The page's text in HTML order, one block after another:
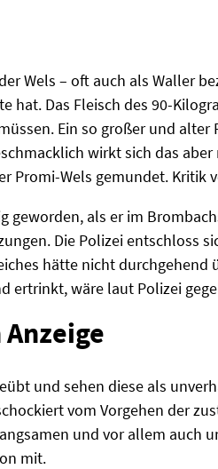
Wels – oft auch als Waller
hat. Das Fleisch des 90-
Ein so großer und
wirkt sich das aber
Promi-Wels gemundet. Kritik
geworden, als er im
Die Polizei entschloss
hätte nicht durchgehend
ertrinkt, wäre laut Polizei
und sehen diese als
vom Vorgehen der
und vor allem auch
mit.